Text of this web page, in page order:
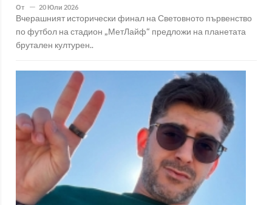
От 20 Юли 2026
Вчерашният исторически финал на Световното първенство
по футбол на стадион „МетЛайф“ предложи на планетата
брутален културен..